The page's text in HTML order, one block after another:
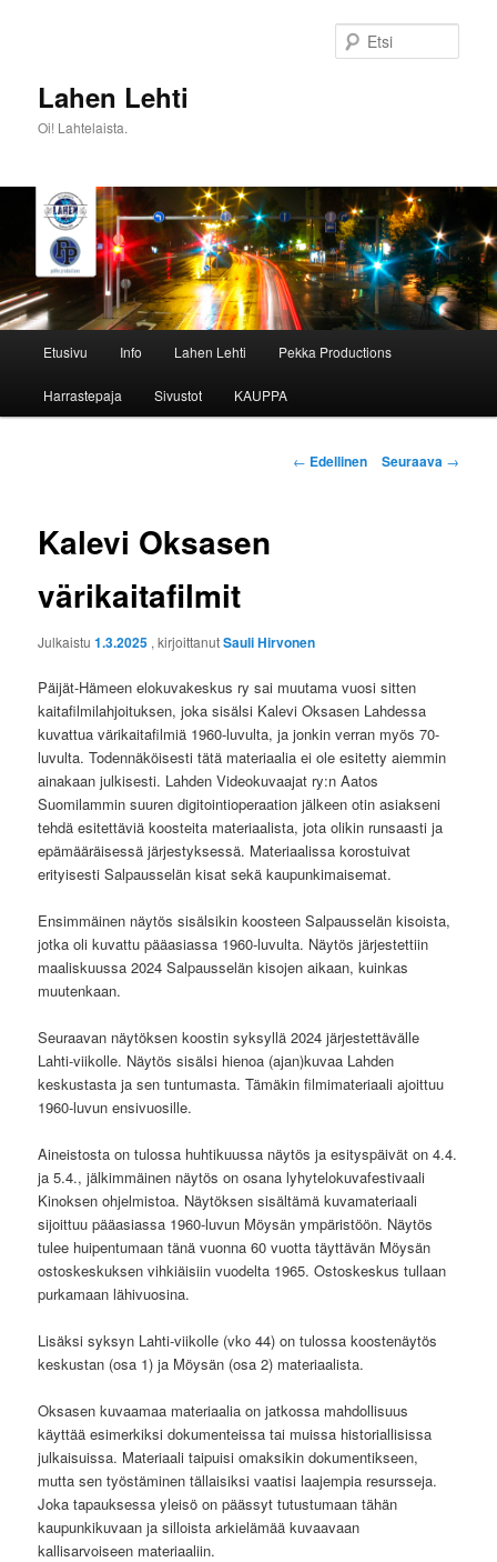
Lahen Lehti
Oi! Lahtelaista.
Etusivu Info Lahen Lehti Pekka Productions
Harrastepaja Sivustot KAUPPA
Artikkelien
← Edellinen Seuraava →
Kalevi Oksasen
värikaitafilmit
Julkaistu1.3.2025 , kirjoittanutSauli Hirvonen
Päijät-Hämeen elokuvakeskus ry sai muutama vuosi sitten
kaitafilmilahjoituksen, joka sisälsi Kalevi Oksasen Lahdessa
kuvattua värikaitafilmiä 1960-luvulta, ja jonkin verran myös 70-
luvulta. Todennäköisesti tätä materiaalia ei ole esitetty aiemmin
ainakaan julkisesti. Lahden Videokuvaajat ry:n Aatos
Suomilammin suuren digitointioperaation jälkeen otin asiakseni
tehdä esitettäviä koosteita materiaalista, jota olikin runsaasti ja
epämääräisessä järjestyksessä. Materiaalissa korostuivat
erityisesti Salpausselän kisat sekä kaupunkimaisemat.
Ensimmäinen näytös sisälsikin koosteen Salpausselän kisoista,
jotka oli kuvattu pääasiassa 1960-luvulta. Näytös järjestettiin
maaliskuussa 2024 Salpausselän kisojen aikaan, kuinkas
muutenkaan.
Seuraavan näytöksen koostin syksyllä 2024 järjestettävälle
Lahti-viikolle. Näytös sisälsi hienoa (ajan)kuvaa Lahden
keskustasta ja sen tuntumasta. Tämäkin filmimateriaali ajoittuu
1960-luvun ensivuosille.
Aineistosta on tulossa huhtikuussa näytös ja esityspäivät on 4.4.
ja 5.4., jälkimmäinen näytös on osana lyhytelokuvafestivaali
Kinoksen ohjelmistoa. Näytöksen sisältämä kuvamateriaali
sijoittuu pääasiassa 1960-luvun Möysän ympäristöön. Näytös
tulee huipentumaan tänä vuonna 60 vuotta täyttävän Möysän
ostoskeskuksen vihkiäisiin vuodelta 1965. Ostoskeskus tullaan
purkamaan lähivuosina.
Lisäksi syksyn Lahti-viikolle (vko 44) on tulossa koostenäytös
keskustan (osa 1) ja Möysän (osa 2) materiaalista.
Oksasen kuvaamaa materiaalia on jatkossa mahdollisuus
käyttää esimerkiksi dokumenteissa tai muissa historiallisissa
julkaisuissa. Materiaali taipuisi omaksikin dokumentikseen,
mutta sen työstäminen tällaisiksi vaatisi laajempia resursseja.
Joka tapauksessa yleisö on päässyt tutustumaan tähän
kaupunkikuvaan ja silloista arkielämää kuvaavaan
kallisarvoiseen materiaaliin.